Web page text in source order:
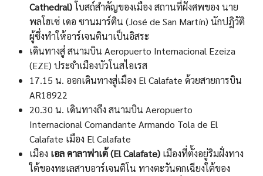
Cathedral)โบสถ์สำคัญของเมือง สถานที่ฝังศพของ นาย
พลโฮเซ่ เดอ ซานมาร์ติน (José de San Martín) นักปฎิวัติ
ผู้ซึ่งทำให้อาร์เจนตินาเป็นอิสระ
เดินทางสู่ สนามบิน Aeropuerto Internacional Ezeiza
(EZE) ประจำเมืองบัวโนสไอเรส
17.15 น. ออกเดินทางสู่เมือง El Calafate ด้วยสายการบิน
AR18922
20.30 น. เดินทางถึง สนามบิน Aeropuerto
Internacional Comandante Armando Tola de El
Calafate เมือง El Calafate
เมือง เอล คาลาฟาเต้ (El Calafate) เมืองที่ตั้งอยู่ริมฝั่งทาง
ใต้ของทะเลสาบอาร์เจนติโน ทางตะวันตกเฉียงใต้ของ